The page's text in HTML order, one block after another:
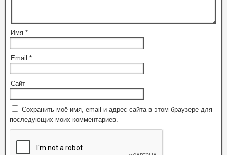
Имя *
Email *
Сайт
Сохранить моё имя, email и адрес сайта в этом браузере для
последующих моих комментариев.